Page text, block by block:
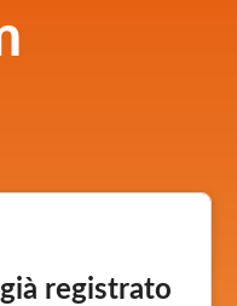
registrato